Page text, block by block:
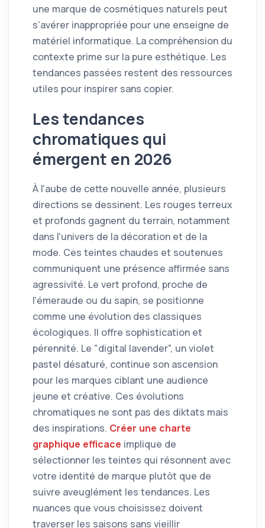
une marque de cosmétiques naturels peut
s'avérer inappropriée pour une enseigne de
matériel informatique. La compréhension du
contexte prime sur la pure esthétique. Les
tendances passées restent des ressources
utiles pour inspirer sans copier.
Les tendances
chromatiques qui
émergent en 2026
À l'aube de cette nouvelle année, plusieurs
directions se dessinent. Les rouges terreux
et profonds gagnent du terrain, notamment
dans l'univers de la décoration et de la
mode. Ces teintes chaudes et soutenues
communiquent une présence affirmée sans
agressivité. Le vert profond, proche de
l'émeraude ou du sapin, se positionne
comme une évolution des classiques
écologiques. Il offre sophistication et
pérennité. Le "digital lavender", un violet
pastel désaturé, continue son ascension
pour les marques ciblant une audience
jeune et créative. Ces évolutions
chromatiques ne sont pas des diktats mais
des inspirations. Créer une charte
graphique efficace implique de
sélectionner les teintes qui résonnent avec
votre identité de marque plutôt que de
suivre aveuglément les tendances. Les
nuances que vous choisissez doivent
traverser les saisons sans vieillir